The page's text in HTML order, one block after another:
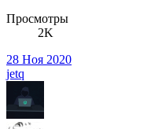
Просмотры
2K
28 Ноя 2020
jetq